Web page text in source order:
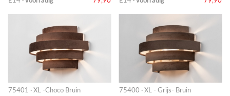
75401 · XL -Choco Bruin
75400 · XL - Grijs- Bruin